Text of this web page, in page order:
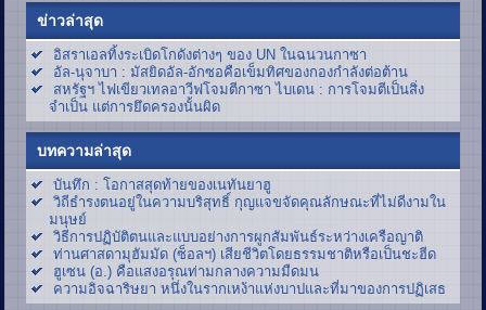
ข่าวล่าสุด
อิสราเอลทิ้งระเบิดโกดังต่างๆ ของ UN ในฉนวนกาซา
อัล-นุจาบา : มัสยิดอัล-อักซอคือเข็มทิศของกองกำลังต่อต้าน
สหรัฐฯ ไฟเขียวเทลอาวีฟโจมตีกาซา ไบเดน : การโจมตีเป็นสิ่ง
จำเป็น แต่การยึดครองนั้นผิด
บทความล่าสุด
บันทึก : โอกาสสุดท้ายของเนทันยาฮู
วิถีธำรงตนอยู่ในความบริสุทธิ์ กุญแจขจัดคุณลักษณะที่ไม่ดีงามใน
มนุษย์
วิธีการปฏิบัติตนและแบบอย่างการผูกสัมพันธ์ระหว่างเครือญาติ
ท่านศาสดามุฮัมมัด (ซ็อลฯ) เสียชีวิตโดยธรรมชาติหรือเป็นชะฮีด
ฮูเซน (อ.) คือแสงอรุณท่ามกลางความมืดมน
ความอิจฉาริษยา หนึ่งในรากเหง้าแห่งบาปและที่มาของการปฏิเสธ